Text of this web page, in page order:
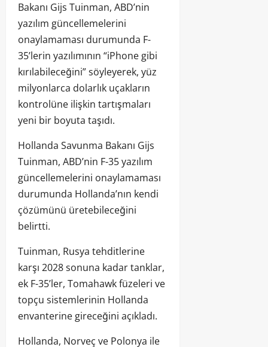
Bakanı Gijs Tuinman, ABD’nin
yazılım güncellemelerini
onaylamaması durumunda F-
35’lerin yazılımının “iPhone gibi
kırılabileceğini” söyleyerek, yüz
milyonlarca dolarlık uçakların
kontrolüne ilişkin tartışmaları
yeni bir boyuta taşıdı.
Hollanda Savunma Bakanı Gijs
Tuinman, ABD’nin F-35 yazılım
güncellemelerini onaylamaması
durumunda Hollanda’nın kendi
çözümünü üretebileceğini
belirtti.
Tuinman, Rusya tehditlerine
karşı 2028 sonuna kadar tanklar,
ek F-35’ler, Tomahawk füzeleri ve
topçu sistemlerinin Hollanda
envanterine gireceğini açıkladı.
Hollanda, Norveç ve Polonya ile